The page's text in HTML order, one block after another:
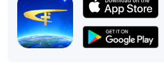
9:32
தேவனுடைய